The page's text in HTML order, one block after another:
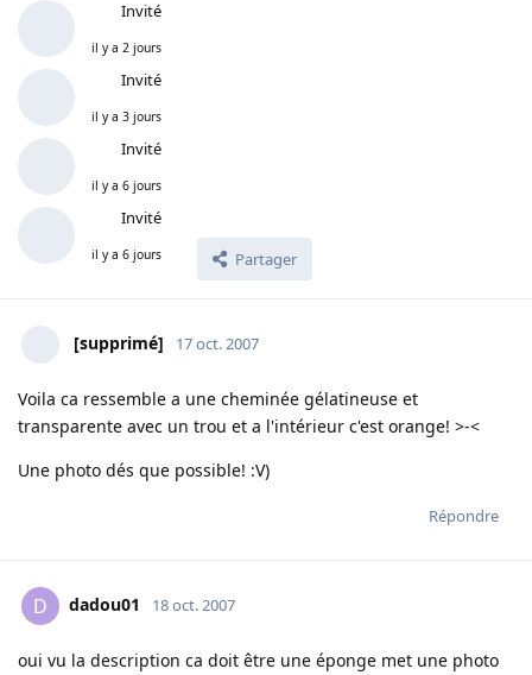
Invité
il y a 2 jours
Invité
il y a 3 jours
Invité
il y a 6 jours
Invité
il y a 6 jours Partager
[supprimé] 17 oct. 2007
Voila ca ressemble a une cheminée gélatineuse et
transparente avec un trou et a l'intérieur c'est orange! >-<
Une photo dés que possible! :V)
Répondre
D dadou01 18 oct. 2007
oui vu la description ca doit être une éponge met une photo